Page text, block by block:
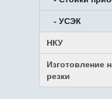
- УСЭК
НКУ
Изготовление
резки